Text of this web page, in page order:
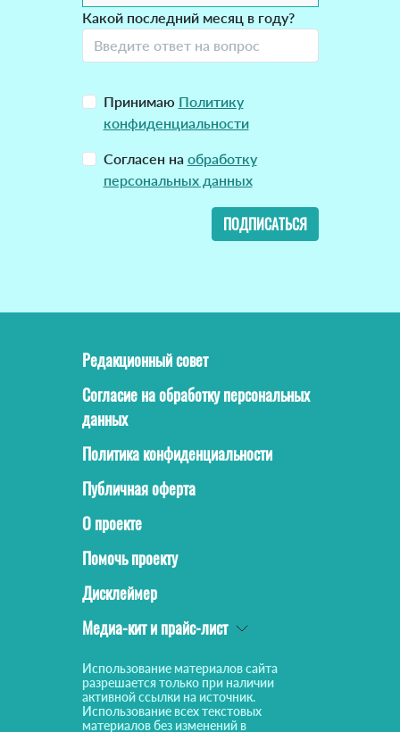
Какой последний месяц в году?
Принимаю Политику
конфиденциальности
Согласен на обработку
персональных данных
ПОДПИСАТЬСЯ
Редакционный совет
Согласие на обработку персональных
данных
Политика конфиденциальности
Публичная оферта
О проекте
Помочь проекту
Дисклеймер
Медиа-кит и прайс-лист
Использование материалов сайта
разрешается только при наличии
активной ссылки на источник.
Использование всех текстовых
материалов без изменений в